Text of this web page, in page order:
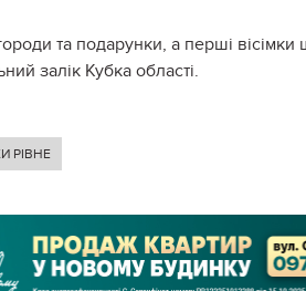
та подарунки, а перші вісімки
залік Кубка області.
РІВНЕ